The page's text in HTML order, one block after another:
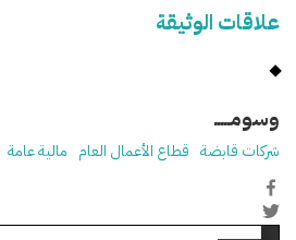
علاقات الوثيقة
وسومـــــ
شركات قابضة قطاع الأعمال العام مالية عامة